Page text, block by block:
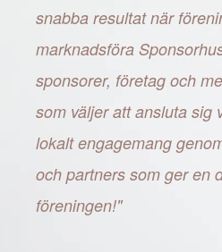
snabba resultat när
marknadsföra
sponsorer, företag och
som väljer att ansluta sig
lokalt engagemang
och partners som ger en
föreningen!"